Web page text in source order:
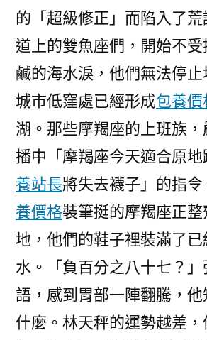
的「超級修正」而陷入了
道上的雙魚座們，開始不
鹹的海水淚，他們無法停
城市低窪處已經形成包養價
湖。那些摩羯座的上班族
播中「摩羯座今天適合原地
養站長將失去襪子」的指
養價格裝筆挺的摩羯座正
地，他們的鞋子裡裝滿了
水。「負百分之八十七？」
語，感到胃部一陣翻騰，
什麼。林天秤的運勢越差